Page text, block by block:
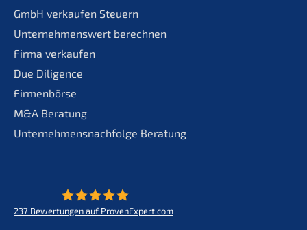
GmbH verkaufen Steuern
Unternehmenswert berechnen
Firma verkaufen
Due Diligence
Firmenbörse
M&A Beratung
Unternehmensnachfolge Beratung
237 Bewertungen auf ProvenExpert.com